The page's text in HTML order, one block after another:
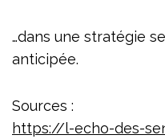
…dans une stratégie
anticipée.
Sources :
https://l-echo-des-